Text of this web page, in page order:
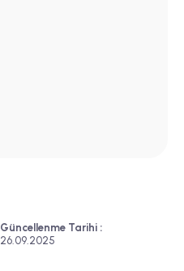
Güncellenme Tarihi :
26.09.2025